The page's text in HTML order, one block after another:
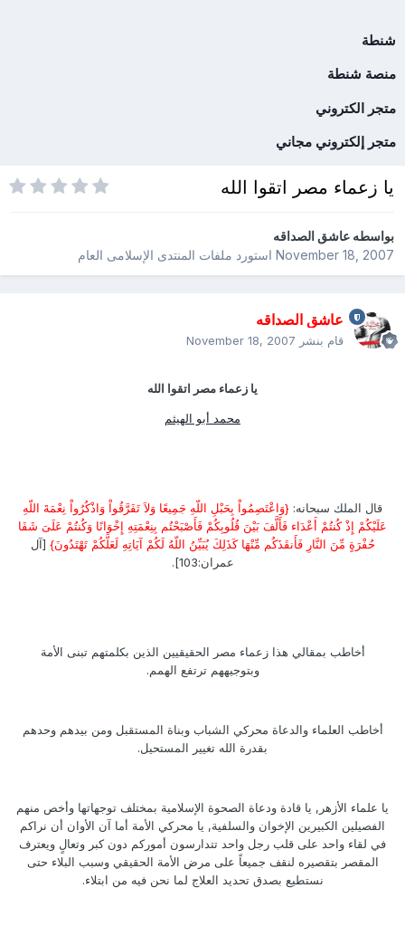
شنطة
منصة شنطة
متجر الكتروني
متجر إلكتروني مجاني
يا زعماء مصر اتقوا الله
بواسطهعاشق الصداقه
November 18, 2007استورد ملفات المنتدى الإسلامى العام
عاشق الصداقه
قام بنشر November 18, 2007
يا زعماء مصر اتقوا الله
محمد أبو الهيثم
قال الملك سبحانه: {وَاعْتَصِمُواْ بِحَبْلِ اللّهِ جَمِيعًا وَلاَ تَفَرَّقُواْ وَاذْكُرُواْ نِعْمَةَ اللّهِ
عَلَيْكُمْ إِذْ كُنتُمْ أَعْدَاء فَأَلَّفَ بَيْنَ قُلُوبِكُمْ فَأَصْبَحْتُم بِنِعْمَتِهِ إِخْوَانًا وَكُنتُمْ عَلَىَ شَفَا
حُفْرَةٍ مِّنَ النَّارِ فَأَنقَذَكُم مِّنْهَا كَذَلِكَ يُبَيِّنُ اللّهُ لَكُمْ آيَاتِهِ لَعَلَّكُمْ تَهْتَدُونَ}[آل
عمران:103].
أخاطب بمقالي هذا زعماء مصر الحقيقيين الذين بكلمتهم تبنى الأمة
وبتوجيههم ترتفع الهمم.
أخاطب العلماء والدعاة محركي الشباب وبناة المستقبل ومن بيدهم وحدهم
بقدرة الله تغيير المستحيل.
يا علماء الأزهر, يا قادة ودعاة الصحوة الإسلامية بمختلف توجهاتها وأخص منهم
الفصيلين الكبيرين الإخوان والسلفية, يا محركي الأمة أما آن الأوان أن نراكم
في لقاء واحد على قلب رجل واحد تتدارسون أموركم دون كبر وتعالٍ ويعترف
المقصر بتقصيره لنقف جميعاً على مرض الأمة الحقيقي وسبب البلاء حتى
نستطيع بصدق تحديد العلاج لما نحن فيه من ابتلاء.